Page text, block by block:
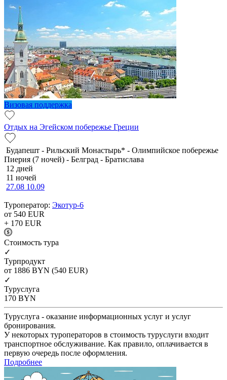
Визовая поддержка
Отдых на Эгейском побережье Греции
Будапешт - Рильский Монастырь* - Олимпийское побережье
Пиерия (7 ночей) - Белград - Братислава
12 дней
11 ночей
27.08 10.09
Туроператор: Экотур-6
от 540 EUR
+ 170 EUR
Cтоимость тура
✓
Турпродукт
от 1886 BYN (540 EUR)
✓
Туруслуга
170 BYN
Туруслуга - оказание информационных услуг и услуг
бронирования.
У некоторых туроператоров в стоимость туруслуги входит
транспортное обслуживание. Как правило, оплачивается в
первую очередь после оформления.
Подробнее